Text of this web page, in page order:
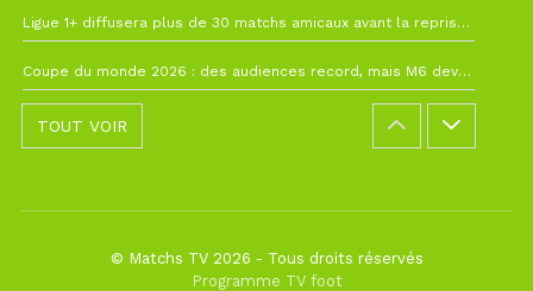
Ligue 1+ diffusera plus de 30 matchs amicaux avant la reprise de la Ligue 1
Coupe du monde 2026 : des audiences record, mais M6 devrait perdre très gros !
TOUT VOIR
© Matchs TV 2026 - Tous droits réservés
Programme TV foot